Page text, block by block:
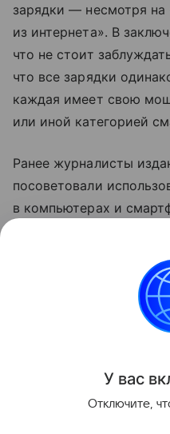
зарядки — несмотря на
из интернета». В
что не стоит
что все зарядки
каждая имеет свою
или иной категорией
Ранее журналисты
посоветовали
в компьютерах и
скорости и
У вас
Отключите,